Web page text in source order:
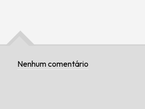
Nenhum comentário